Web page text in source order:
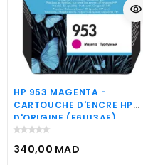
HP 953 MAGENTA -
CARTOUCHE D'ENCRE HP
D'ORIGINE (F6U13AE)
340,00 MAD
visibility